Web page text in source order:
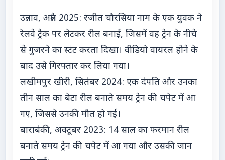
उन्नाव, अप्रैल 2025: रंजीत चौरसिया नाम के एक युवक ने
रेलवे ट्रैक पर लेटकर रील बनाई, जिसमें वह ट्रेन के नीचे
से गुजरने का स्टंट करता दिखा। वीडियो वायरल होने के
बाद उसे गिरफ्तार कर लिया गया।
लखीमपुर खीरी, सितंबर 2024: एक दंपति और उनका
तीन साल का बेटा रील बनाते समय ट्रेन की चपेट में आ
गए, जिससे उनकी मौत हो गई।
बाराबंकी, अक्टूबर 2023: 14 साल का फरमान रील
बनाते समय ट्रेन की चपेट में आ गया और उसकी जान